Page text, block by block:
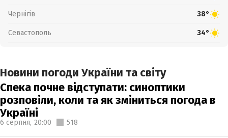
Чернігів 38°
Севастополь 34°
Новини погоди України та світу
Спека почне відступати: синоптики
розповіли, коли та як зміниться погода в
Україні
6 серпня, 20:00 518